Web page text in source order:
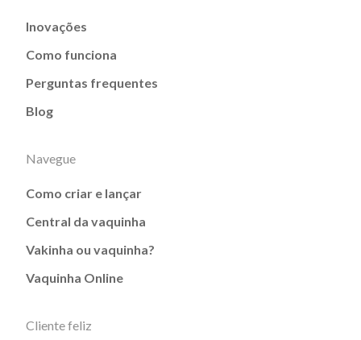
Inovações
Como funciona
Perguntas frequentes
Blog
Navegue
Como criar e lançar
Central da vaquinha
Vakinha ou vaquinha?
Vaquinha Online
Cliente feliz